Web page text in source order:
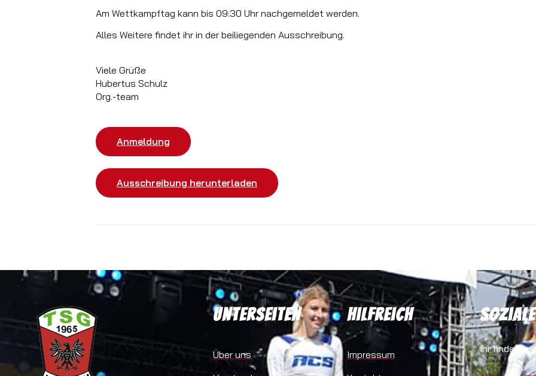
Am Wettkampftag kann bis 09:30 Uhr nachgemeldet werden.
Alles Weitere findet ihr in der beiliegenden Ausschreibung.
Viele Grüße
Hubertus Schulz
Org.-team
Anmeldung
Ausschreibung herunterladen
Unterseiten
Über uns
Hilfreich
Impressum
Ihr findet